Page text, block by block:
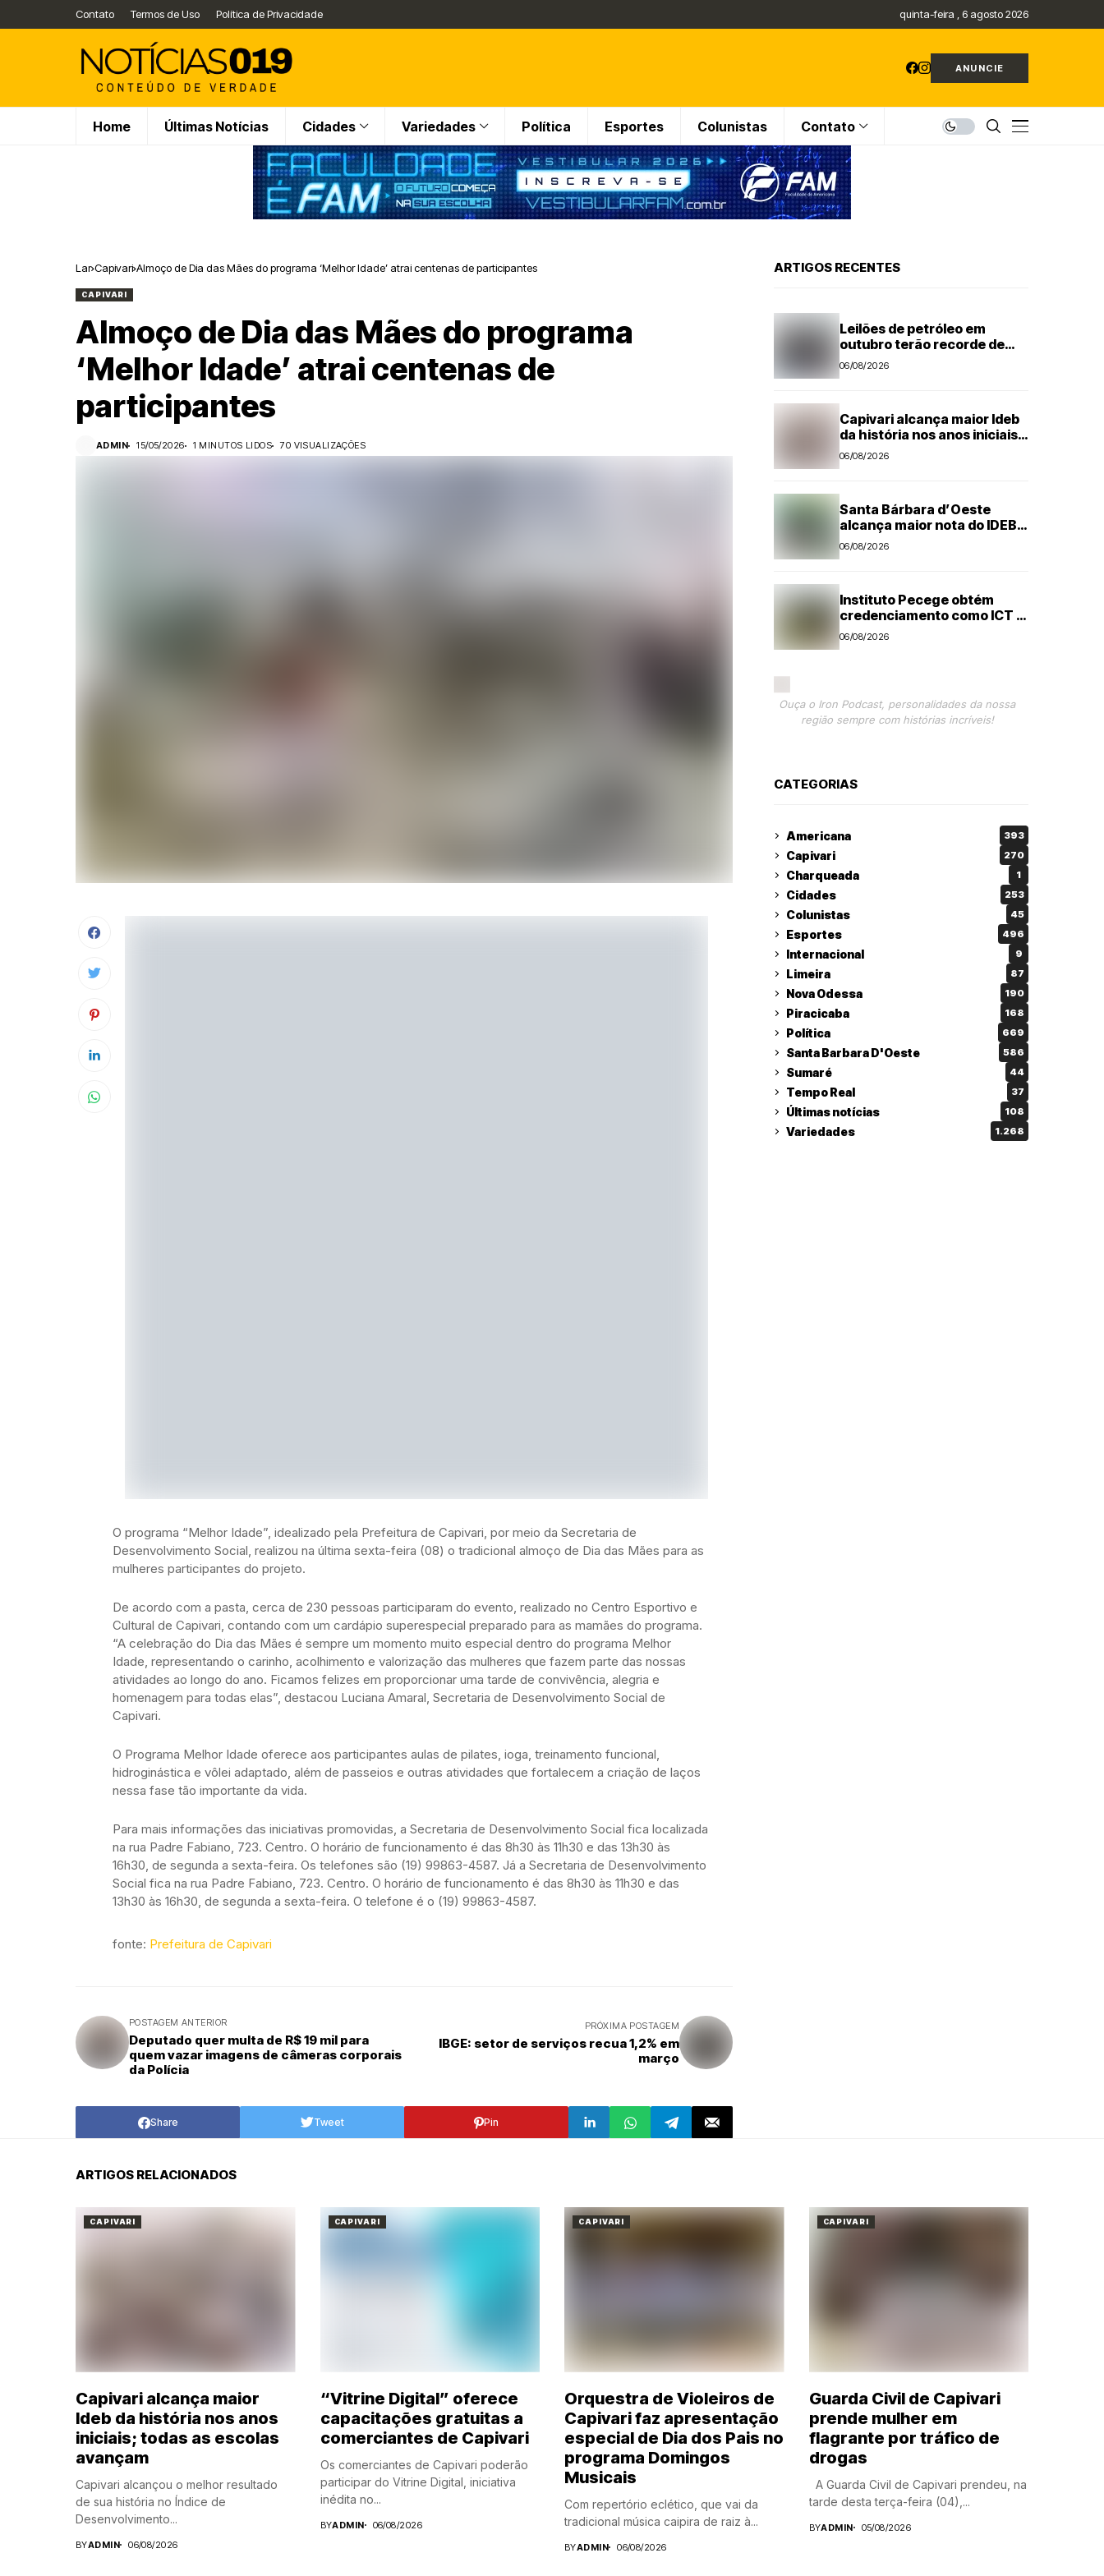
Contato Termos de Uso Política de Privacidade quinta-feira , 6 agosto 2026
ANUNCIE
Home Últimas Notícias Cidades Variedades Política Esportes Colunistas Contato
Lar Capivari Almoço de Dia das Mães do programa ‘Melhor Idade’ atrai centenas de participantes
CAPIVARI
Almoço de Dia das Mães do programa
‘Melhor Idade’ atrai centenas de
participantes
ADMIN 15/05/2026 1 MINUTOS LIDOS 70 VISUALIZAÇÕES
O programa “Melhor Idade”, idealizado pela Prefeitura de Capivari, por meio da Secretaria de
Desenvolvimento Social, realizou na última sexta-feira (08) o tradicional almoço de Dia das Mães para as
mulheres participantes do projeto.
De acordo com a pasta, cerca de 230 pessoas participaram do evento, realizado no Centro Esportivo e
Cultural de Capivari, contando com um cardápio superespecial preparado para as mamães do programa.
“A celebração do Dia das Mães é sempre um momento muito especial dentro do programa Melhor
Idade, representando o carinho, acolhimento e valorização das mulheres que fazem parte das nossas
atividades ao longo do ano. Ficamos felizes em proporcionar uma tarde de convivência, alegria e
homenagem para todas elas”, destacou Luciana Amaral, Secretaria de Desenvolvimento Social de
Capivari.
O Programa Melhor Idade oferece aos participantes aulas de pilates, ioga, treinamento funcional,
hidroginástica e vôlei adaptado, além de passeios e outras atividades que fortalecem a criação de laços
nessa fase tão importante da vida.
Para mais informações das iniciativas promovidas, a Secretaria de Desenvolvimento Social fica localizada
na rua Padre Fabiano, 723. Centro. O horário de funcionamento é das 8h30 às 11h30 e das 13h30 às
16h30, de segunda a sexta-feira. Os telefones são (19) 99863-4587. Já a Secretaria de Desenvolvimento
Social fica na rua Padre Fabiano, 723. Centro. O horário de funcionamento é das 8h30 às 11h30 e das
13h30 às 16h30, de segunda a sexta-feira. O telefone é o (19) 99863-4587.
fonte: Prefeitura de Capivari
POSTAGEM ANTERIOR
Deputado quer multa de R$ 19 mil para
quem vazar imagens de câmeras corporais
da Polícia
PRÓXIMA POSTAGEM
IBGE: setor de serviços recua 1,2% em
março
Share Tweet Pin
ARTIGOS RECENTES
Leilões de petróleo em
outubro terão recorde de
áreas em disputa
06/08/2026
Capivari alcança maior Ideb
da história nos anos iniciais;
todas as escolas avançam
06/08/2026
Santa Bárbara d’Oeste
alcança maior nota do IDEB
no período pós-pandemia
06/08/2026
Instituto Pecege obtém
credenciamento como ICT e
amplia atuação em pesquisa
e desenvolvimento
06/08/2026
Ouça o Iron Podcast, personalidades da nossa
região sempre com histórias incríveis!
CATEGORIAS
Americana 393
Capivari 270
Charqueada 1
Cidades 253
Colunistas 45
Esportes 496
Internacional 9
Limeira 87
Nova Odessa 190
Piracicaba 168
Política 669
Santa Barbara D'Oeste 586
Sumaré 44
Tempo Real 37
Últimas notícias 108
Variedades 1.268
ARTIGOS RELACIONADOS
CAPIVARI
Capivari alcança maior
Ideb da história nos anos
iniciais; todas as escolas
avançam
Capivari alcançou o melhor resultado
de sua história no Índice de
Desenvolvimento...
BYADMIN 06/08/2026
CAPIVARI
“Vitrine Digital” oferece
capacitações gratuitas a
comerciantes de Capivari
Os comerciantes de Capivari poderão
participar do Vitrine Digital, iniciativa
inédita no...
BYADMIN 06/08/2026
CAPIVARI
Orquestra de Violeiros de
Capivari faz apresentação
especial de Dia dos Pais no
programa Domingos
Musicais
Com repertório eclético, que vai da
tradicional música caipira de raiz à...
BYADMIN 06/08/2026
CAPIVARI
Guarda Civil de Capivari
prende mulher em
flagrante por tráfico de
drogas
A Guarda Civil de Capivari prendeu, na
tarde desta terça-feira (04),...
BYADMIN 05/08/2026